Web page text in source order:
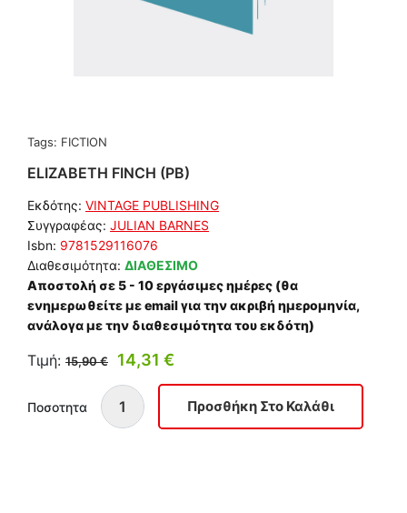
Tags: FICTION
ELIZABETH FINCH (PB)
Εκδότης: VINTAGE PUBLISHING
Συγγραφέας: JULIAN BARNES
Isbn: 9781529116076
Διαθεσιμότητα: ΔΙΑΘΕΣΙΜΟ
Αποστολή σε 5 - 10 εργάσιμες ημέρες (θα
ενημερωθείτε με email για την ακριβή ημερομηνία,
ανάλογα με την διαθεσιμότητα του εκδότη)
Τιμή: 15,90 € 14,31 €
Ποσοτητα